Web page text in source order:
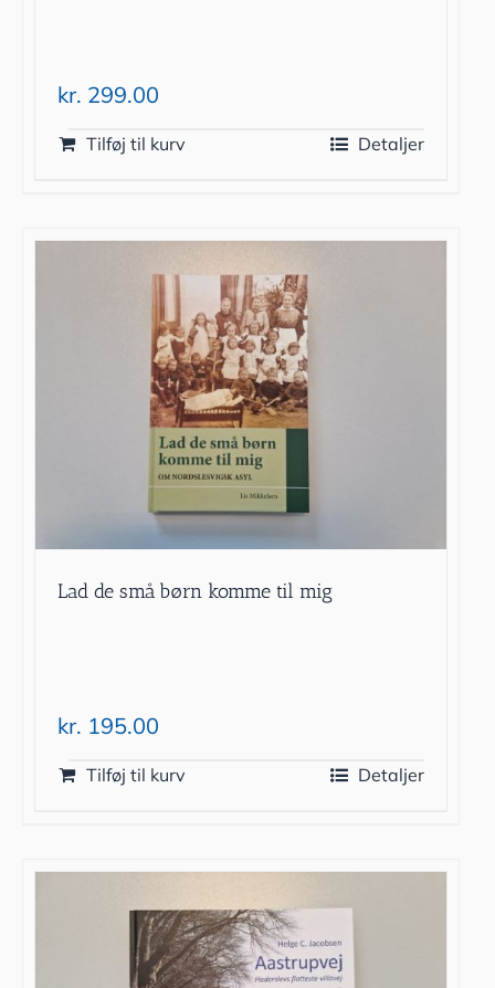
kr. 299.00
Tilføj til kurv Detaljer
Lad de små børn komme til mig
kr. 195.00
Tilføj til kurv Detaljer